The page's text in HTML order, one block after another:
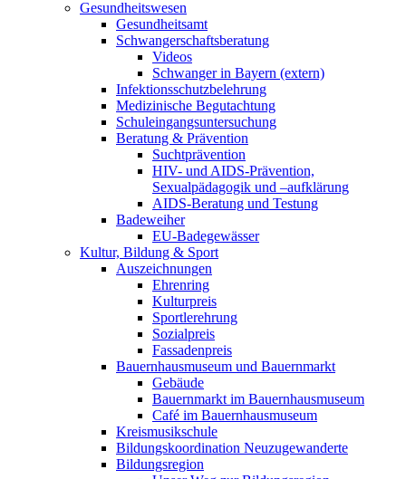
Gesundheitswesen
Gesundheitsamt
Schwangerschaftsberatung
Videos
Schwanger in Bayern (extern)
Infektionsschutzbelehrung
Medizinische Begutachtung
Schuleingangsuntersuchung
Beratung & Prävention
Suchtprävention
HIV- und AIDS-Prävention,
Sexualpädagogik und –aufklärung
AIDS-Beratung und Testung
Badeweiher
EU-Badegewässer
Kultur, Bildung & Sport
Auszeichnungen
Ehrenring
Kulturpreis
Sportlerehrung
Sozialpreis
Fassadenpreis
Bauernhausmuseum und Bauernmarkt
Gebäude
Bauernmarkt im Bauernhausmuseum
Café im Bauernhausmuseum
Kreismusikschule
Bildungskoordination Neuzugewanderte
Bildungsregion